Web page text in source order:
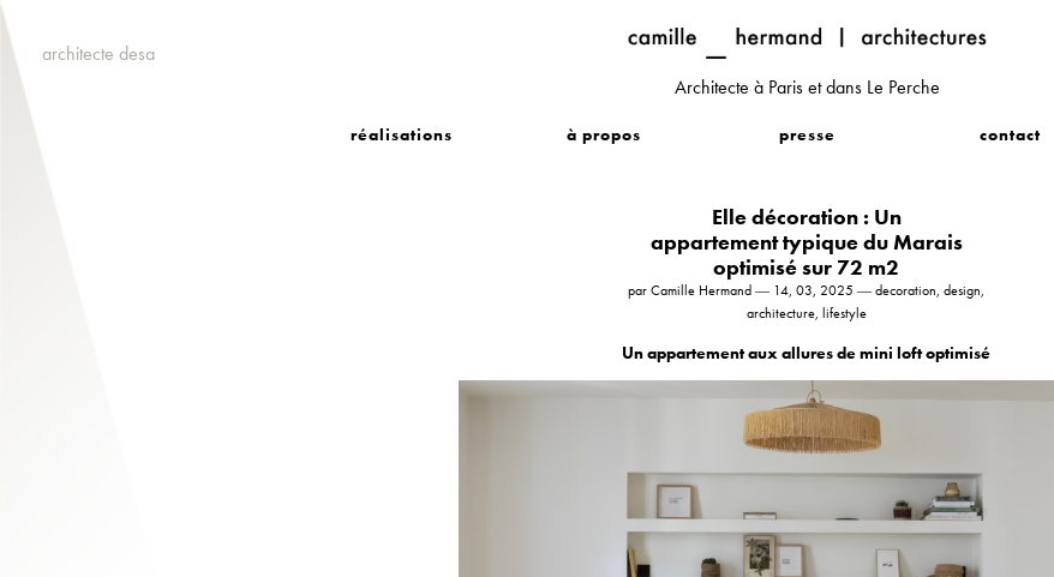
architecte desa
Architecte à Paris et dans Le Perche
réalisations à propos presse contact
Elle décoration : Un
appartement typique du Marais
optimisé sur 72 m2
par Camille Hermand ― 14, 03, 2025 ― decoration, design,
architecture, lifestyle
Un appartement aux allures de mini loft optimisé